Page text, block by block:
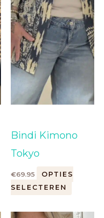
Bindi Kimono
Tokyo
€69.95
OPTIES
SELECTEREN